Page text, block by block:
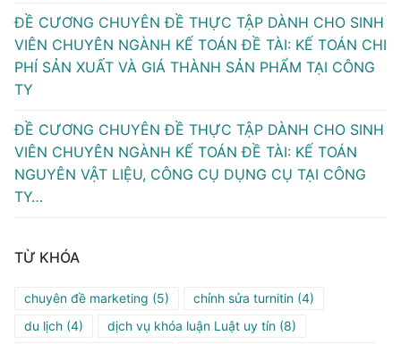
ĐỀ CƯƠNG CHUYÊN ĐỀ THỰC TẬP DÀNH CHO SINH
VIÊN CHUYÊN NGÀNH KẾ TOÁN ĐỀ TÀI: KẾ TOÁN CHI
PHÍ SẢN XUẤT VÀ GIÁ THÀNH SẢN PHẨM TẠI CÔNG
TY
ĐỀ CƯƠNG CHUYÊN ĐỀ THỰC TẬP DÀNH CHO SINH
VIÊN CHUYÊN NGÀNH KẾ TOÁN ĐỀ TÀI: KẾ TOÁN
NGUYÊN VẬT LIỆU, CÔNG CỤ DỤNG CỤ TẠI CÔNG
TY…
TỪ KHÓA
chuyên đề marketing (5) chỉnh sửa turnitin (4)
du lịch (4) dịch vụ khóa luận Luật uy tín (8)